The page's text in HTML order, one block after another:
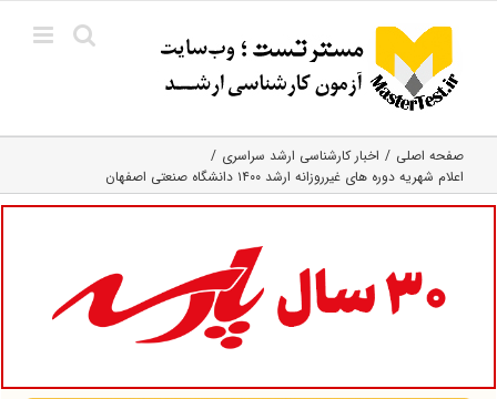
content
صفحه اصلی
اخبار کارشناسی ارشد سراسری
اعلام شهریه دوره های غیرروزانه ارشد ۱۴۰۰ دانشگاه صنعتی اصفهان